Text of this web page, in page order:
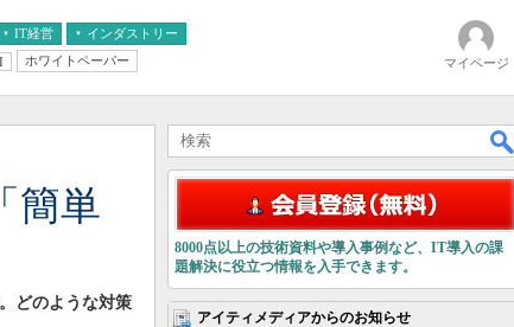
IT経営 インダストリー
ホワイトペーパー マイページ
簡単
どのような対策
8000点以上の技術資料や導入事例など、IT導入の課
題解決に役立つ情報を入手できます。
アイティメディアからのお知らせ